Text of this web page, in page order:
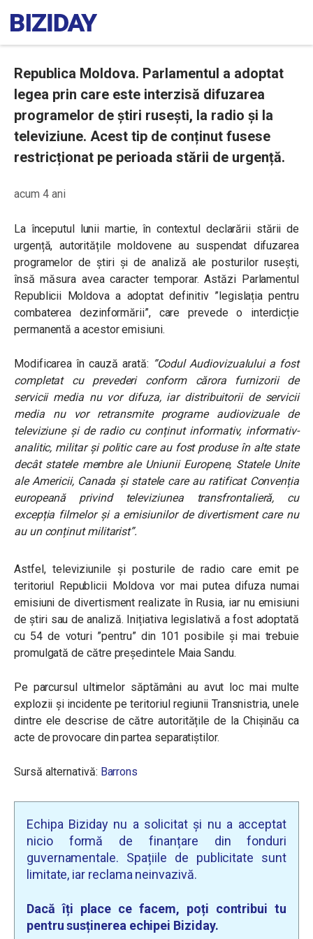
Republica Moldova. Parlamentul a adoptat
legea prin care este interzisă difuzarea
programelor de știri rusești, la radio și la
televiziune. Acest tip de conținut fusese
restricționat pe perioada stării de urgență.
acum 4 ani
La începutul lunii martie, în contextul declarării stării de
urgență, autoritățile moldovene au suspendat difuzarea
programelor de știri și de analiză ale posturilor rusești,
însă măsura avea caracter temporar. Astăzi Parlamentul
Republicii Moldova a adoptat definitiv ”legislația pentru
combaterea dezinformării”, care prevede o interdicție
permanentă a acestor emisiuni.
Modificarea în cauză arată: ”Codul Audiovizualului a fost
completat cu prevederi conform cărora furnizorii de
servicii media nu vor difuza, iar distribuitorii de servicii
media nu vor retransmite programe audiovizuale de
televiziune și de radio cu conținut informativ, informativ-
analitic, militar și politic care au fost produse în alte state
decât statele membre ale Uniunii Europene, Statele Unite
ale Americii, Canada și statele care au ratificat Convenția
europeană privind televiziunea transfrontalieră, cu
excepția filmelor și a emisiunilor de divertisment care nu
au un conținut militarist”.
Astfel, televiziunile și posturile de radio care emit pe
teritoriul Republicii Moldova vor mai putea difuza numai
emisiuni de divertisment realizate în Rusia, iar nu emisiuni
de știri sau de analiză. Inițiativa legislativă a fost adoptată
cu 54 de voturi ”pentru” din 101 posibile și mai trebuie
promulgată de către președintele Maia Sandu.
Pe parcursul ultimelor săptămâni au avut loc mai multe
explozii și incidente pe teritoriul regiunii Transnistria, unele
dintre ele descrise de către autoritățile de la Chișinău ca
acte de provocare din partea separatiștilor.
Sursă alternativă: Barrons
Echipa Biziday nu a solicitat și nu a acceptat
nicio formă de finanțare din fonduri
guvernamentale. Spațiile de publicitate sunt
limitate, iar reclama neinvazivă.
Dacă îți place ce facem, poți contribui tu
pentru susținerea echipei Biziday.